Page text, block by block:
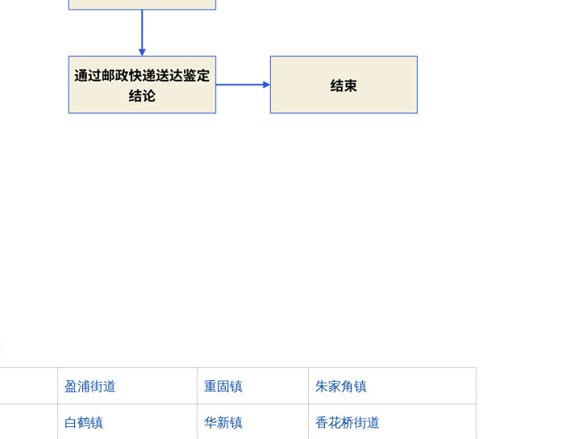
盈浦街道 重固镇 朱家角镇
白鹤镇 华新镇 香花桥街道